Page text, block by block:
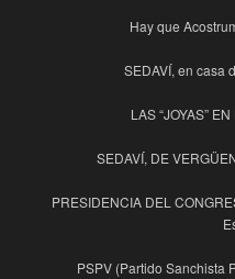
Hay que
SEDAVÍ, en casa
LAS “JOYAS”
SEDAVÍ, DE
PRESIDENCIA DEL
PSPV (Partido Sanchista